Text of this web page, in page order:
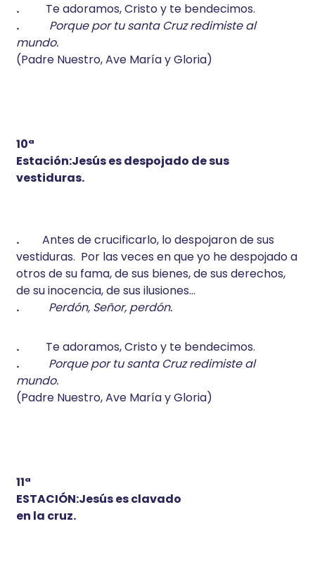
.
Te adoramos, Cristo y te bendecimos.
.
Porque por tu santa Cruz redimiste al
mundo.
(Padre Nuestro, Ave María y Gloria)
10ª
Estación:Jesús es despojado de sus
vestiduras.
. Antes de crucificarlo, lo despojaron de sus
vestiduras. Por las veces en que yo he despojado a
otros de su fama, de sus bienes, de sus derechos,
de su inocencia, de sus ilusiones…
.
Perdón, Señor, perdón.
.
Te adoramos, Cristo y te bendecimos.
.
Porque por tu santa Cruz redimiste al
mundo.
(Padre Nuestro, Ave María y Gloria)
11ª
ESTACIÓN:Jesús es clavado
en la cruz.